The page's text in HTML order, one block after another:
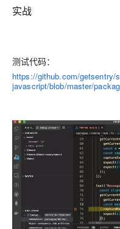
实战
测试代码：
https://github.com/getsentry/
javascript/blob/master/